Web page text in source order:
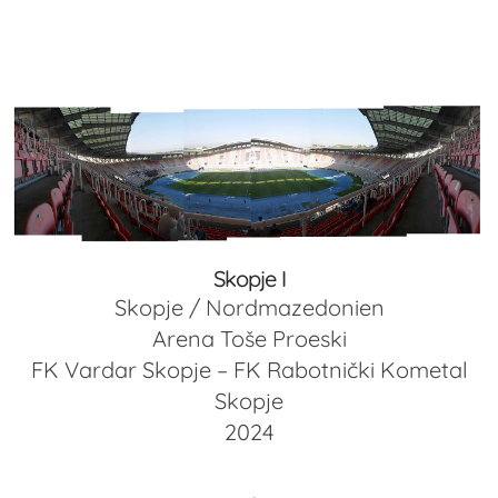
Skopje I
Skopje / Nordmazedonien
Arena Toše Proeski
FK Vardar Skopje – FK Rabotnički Kometal
Skopje
2024